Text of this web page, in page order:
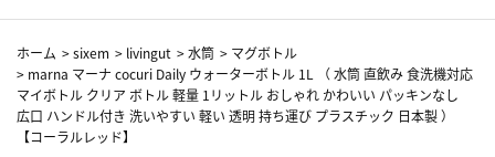
ホーム >sixem > livingut >水筒 > マグボトル
> marna マーナ cocuri Daily ウォーターボトル 1L （ 水筒 直飲み 食洗機対応
マイボトル クリア ボトル 軽量 1リットル おしゃれ かわいい パッキンなし
広口 ハンドル付き 洗いやすい 軽い 透明 持ち運び プラスチック 日本製 ）
【コーラルレッド】